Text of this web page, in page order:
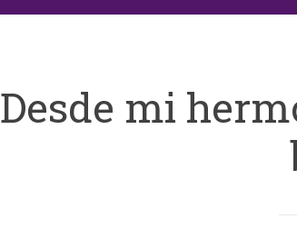
Desde mi